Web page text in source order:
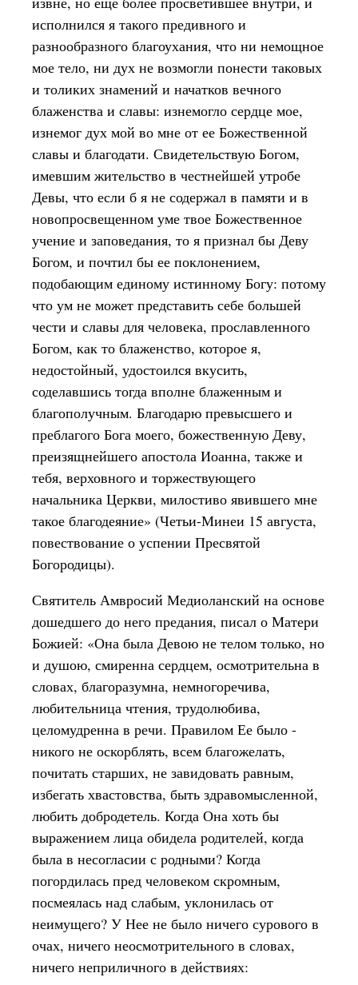
исполнился я такого предивного и
разнообразного благоухания, что ни немощное
мое тело, ни дух не возмогли понести таковых
и толиких знамений и начатков вечного
блаженства и славы: изнемогло сердце мое,
изнемог дух мой во мне от ее Божественной
славы и благодати. Свидетельствую Богом,
имевшим жительство в честнейшей утробе
Девы, что если б я не содержал в памяти и в
новопросвещенном уме твое Божественное
учение и заповедания, то я признал бы Деву
Богом, и почтил бы ее поклонением,
подобающим единому истинному Богу: потому
что ум не может представить себе большей
чести и славы для человека, прославленного
Богом, как то блаженство, которое я,
недостойный, удостоился вкусить,
соделавшись тогда вполне блаженным и
благополучным. Благодарю превысшего и
преблагого Бога моего, божественную Деву,
преизящнейшего апостола Иоанна, также и
тебя, верховного и торжествующего
начальника Церкви, милостиво явившего мне
такое благодеяние» (Четьи-Минеи 15 августа,
повествование о успении Пресвятой
Богородицы).
Святитель Амвросий Медиоланский на основе
дошедшего до него предания, писал о Матери
Божией: «Она была Девою не телом только, но
и душою, смиренна сердцем, осмотрительна в
словах, благоразумна, немногоречива,
любительница чтения, трудолюбива,
целомудренна в речи. Правилом Ее было -
никого не оскорблять, всем благожелать,
почитать старших, не завидовать равным,
избегать хвастовства, быть здравомысленной,
любить добродетель. Когда Она хоть бы
выражением лица обидела родителей, когда
была в несогласии с родными? Когда
погордилась пред человеком скромным,
посмеялась над слабым, уклонилась от
неимущего? У Нее не было ничего сурового в
очах, ничего неосмотрительного в словах,
ничего неприличного в действиях: